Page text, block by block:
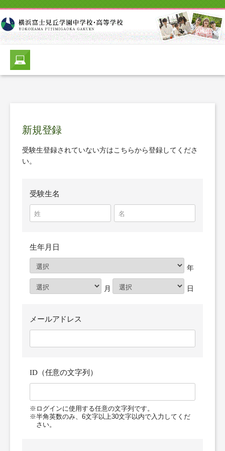
新規登録
受験生登録されていない方はこちらから登録してくださ
い。
受験生名
生年月日
メールアドレス
ID（任意の文字列）
※ログインに使用する任意の文字列です。
※半角英数のみ、6文字以上30文字以内で入力してくだ
さい。